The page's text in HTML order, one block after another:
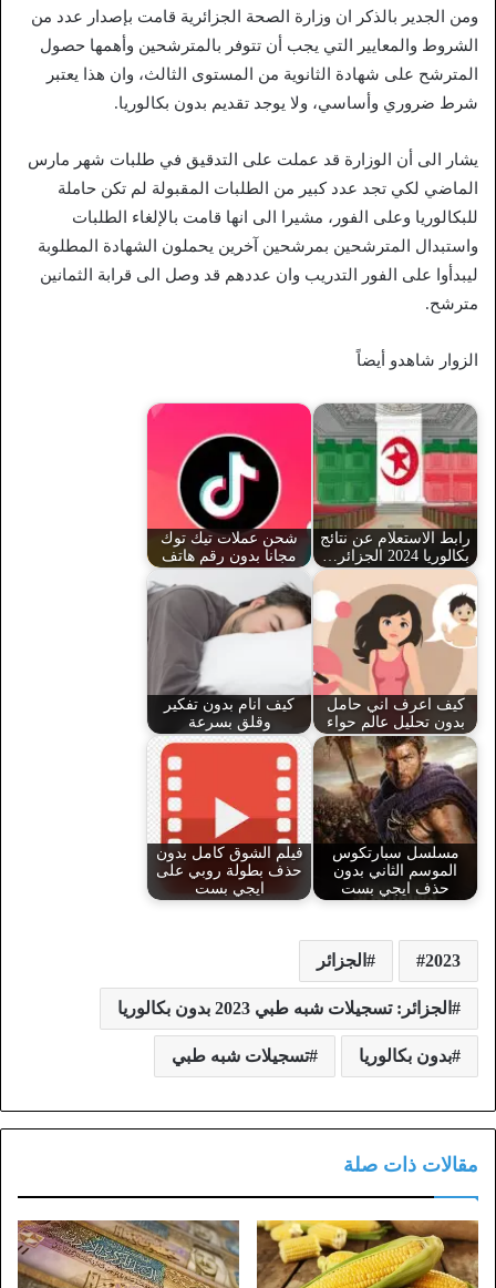
ومن الجدير بالذكر ان وزارة الصحة الجزائرية قامت بإصدار عدد من
الشروط والمعايير التي يجب أن تتوفر بالمترشحين وأهمها حصول
المترشح على شهادة الثانوية من المستوى الثالث، وان هذا يعتبر
شرط ضروري وأساسي، ولا يوجد تقديم بدون بكالوريا.
يشار الى أن الوزارة قد عملت على التدقيق في طلبات شهر مارس
الماضي لكي تجد عدد كبير من الطلبات المقبولة لم تكن حاملة
للبكالوريا وعلى الفور، مشيرا الى انها قامت بالإلغاء الطلبات
واستبدال المترشحين بمرشحين آخرين يحملون الشهادة المطلوبة
ليبدأوا على الفور التدريب وان عددهم قد وصل الى قرابة الثمانين
مترشح.
الزوار شاهدو أيضاً
رابط الاستعلام عن نتائج
بكالوريا 2024 الجزائر…
شحن عملات تيك توك
مجانا بدون رقم هاتف
كيف اعرف اني حامل
بدون تحليل عالم حواء
كيف انام بدون تفكير
وقلق بسرعة
مسلسل سبارتكوس
الموسم الثاني بدون
حذف ايجي بست
فيلم الشوق كامل بدون
حذف بطولة روبي على
ايجي بست
2023 الجزائر
الجزائر: تسجيلات شبه طبي 2023 بدون بكالوريا
بدون بكالوريا تسجيلات شبه طبي
مقالات ذات صلة